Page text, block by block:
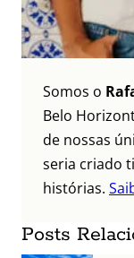
Somos o
Belo
de nossas
seria criado
histórias.
Posts